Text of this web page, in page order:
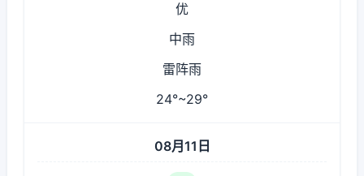
优
中雨
雷阵雨
24°~29°
08月11日